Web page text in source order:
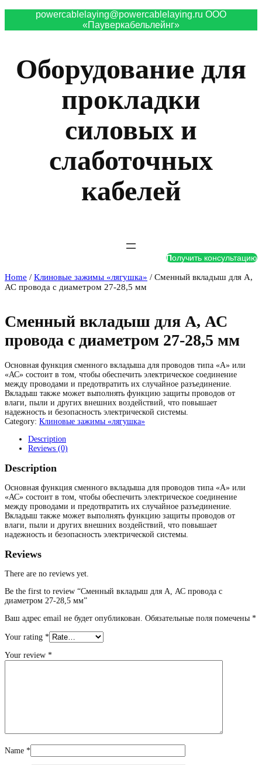
powercablelaying@powercablelaying.ru ООО
«Пауверкабельлейнг»
Оборудование для
прокладки
силовых и
слаботочных
кабелей
Получить консультацию
Home / Клиновые зажимы «лягушка» / Сменный вкладыш для А,
АС провода с диаметром 27-28,5 мм
Сменный вкладыш для А, АС
провода с диаметром 27-28,5 мм
Основная функция сменного вкладыша для проводов типа «А» или
«АС» состоит в том, чтобы обеспечить электрическое соединение
между проводами и предотвратить их случайное разъединение.
Вкладыш также может выполнять функцию защиты проводов от
влаги, пыли и других внешних воздействий, что повышает
надежность и безопасность электрической системы.
Category: Клиновые зажимы «лягушка»
Description
Reviews (0)
Description
Основная функция сменного вкладыша для проводов типа «А» или
«АС» состоит в том, чтобы обеспечить электрическое соединение
между проводами и предотвратить их случайное разъединение.
Вкладыш также может выполнять функцию защиты проводов от
влаги, пыли и других внешних воздействий, что повышает
надежность и безопасность электрической системы.
Reviews
There are no reviews yet.
Be the first to review “Сменный вкладыш для А, АС провода с
диаметром 27-28,5 мм”
Ваш адрес email не будет опубликован. Обязательные поля помечены *
Your rating *
Your review *
Name *